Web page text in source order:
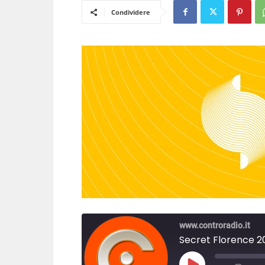
Condividere
www.controradio.it
Secret Florence